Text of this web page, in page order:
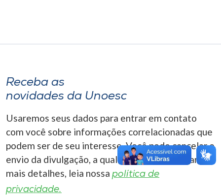
o idioma
A-
Receba as
novidades da Unoesc
Usaremos seus dados para entrar em contato
com você sobre informações correlacionadas que
podem ser de seu interesse. Você pode cancelar o
envio da divulgação, a qualquer momento. Para
mais detalhes, leia nossa política de
privacidade.